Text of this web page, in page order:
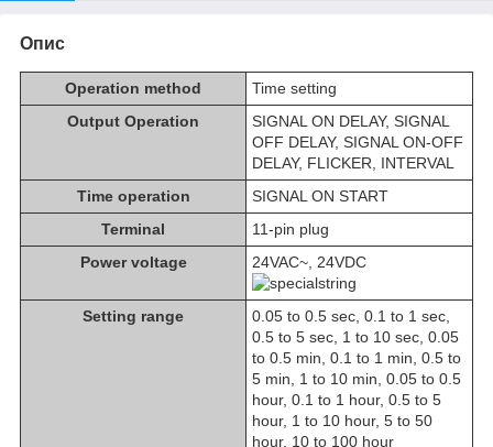
Опис
Operation method
Time setting
Output Operation
SIGNAL ON DELAY, SIGNAL
OFF DELAY, SIGNAL ON-OFF
DELAY, FLICKER, INTERVAL
Time operation
SIGNAL ON START
Terminal
11-pin plug
Power voltage
24VAC~, 24VDC
Setting range
0.05 to 0.5 sec, 0.1 to 1 sec,
0.5 to 5 sec, 1 to 10 sec, 0.05
to 0.5 min, 0.1 to 1 min, 0.5 to
5 min, 1 to 10 min, 0.05 to 0.5
hour, 0.1 to 1 hour, 0.5 to 5
hour, 1 to 10 hour, 5 to 50
hour, 10 to 100 hour